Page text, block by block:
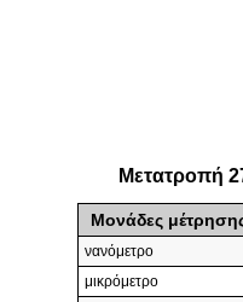
Μετατροπή
Μονάδες
νανόμετρο
μικρόμετρο